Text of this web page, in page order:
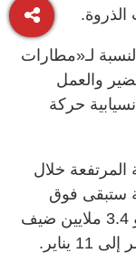
الذروة.
لـ«مطارات
والعمل
حركة
خلال
ستبقى فوق
300 ألف مسافر، مع توقع استقبال نحو 3.4 ملايين ضيف